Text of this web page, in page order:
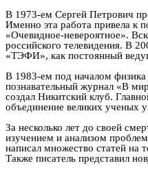
В 1973-ем Сергей Петрович
Именно эта работа привела к
«Очевидное-невероятное».
российского телевидения. В
«ТЭФИ», как постоянный
В 1983-ем под началом
познавательный журнал «В
создал Никитский клуб.
объединение великих ученых
За несколько лет до своей
изучением и анализом
написал множество статей на
Также писатель представил